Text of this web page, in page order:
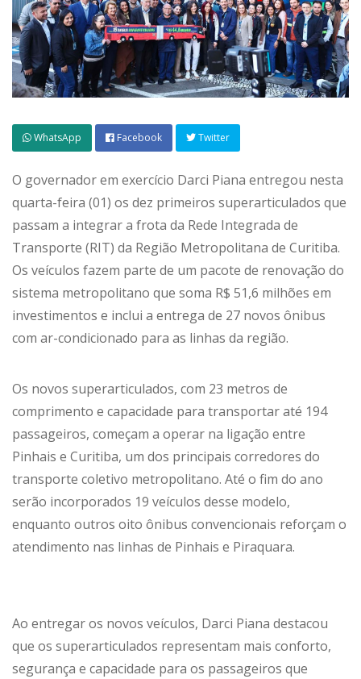
WhatsApp Facebook Twitter
O governador em exercício Darci Piana entregou nesta
quarta-feira (01) os dez primeiros superarticulados que
passam a integrar a frota da Rede Integrada de
Transporte (RIT) da Região Metropolitana de Curitiba.
Os veículos fazem parte de um pacote de renovação do
sistema metropolitano que soma R$ 51,6 milhões em
investimentos e inclui a entrega de 27 novos ônibus
com ar-condicionado para as linhas da região.
Os novos superarticulados, com 23 metros de
comprimento e capacidade para transportar até 194
passageiros, começam a operar na ligação entre
Pinhais e Curitiba, um dos principais corredores do
transporte coletivo metropolitano. Até o fim do ano
serão incorporados 19 veículos desse modelo,
enquanto outros oito ônibus convencionais reforçam o
atendimento nas linhas de Pinhais e Piraquara.
Ao entregar os novos veículos, Darci Piana destacou
que os superarticulados representam mais conforto,
segurança e capacidade para os passageiros que